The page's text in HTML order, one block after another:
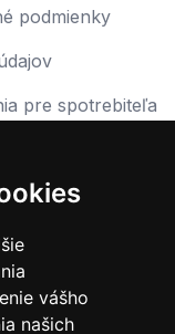
vášho
našich
podmienky
pre spotrebiteľa
od zmluvy